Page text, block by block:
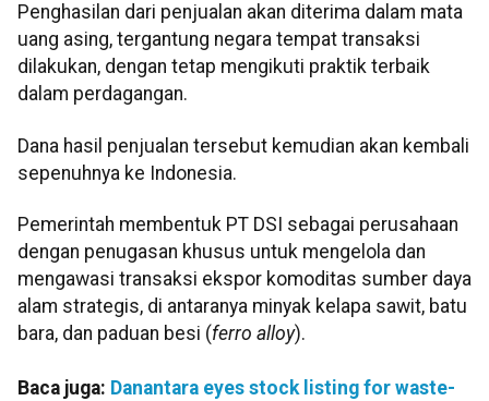
Penghasilan dari penjualan akan diterima dalam mata
uang asing, tergantung negara tempat transaksi
dilakukan, dengan tetap mengikuti praktik terbaik
dalam perdagangan.
Dana hasil penjualan tersebut kemudian akan kembali
sepenuhnya ke Indonesia.
Pemerintah membentuk PT DSI sebagai perusahaan
dengan penugasan khusus untuk mengelola dan
mengawasi transaksi ekspor komoditas sumber daya
alam strategis, di antaranya minyak kelapa sawit, batu
bara, dan paduan besi (ferro alloy).
Baca juga: Danantara eyes stock listing for waste-